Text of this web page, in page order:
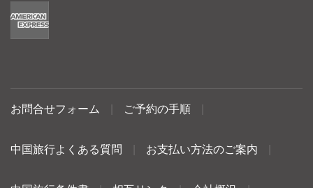
お問合せフォーム ご予約の手順
中国旅行よくある質問 お支払い方法のご案内